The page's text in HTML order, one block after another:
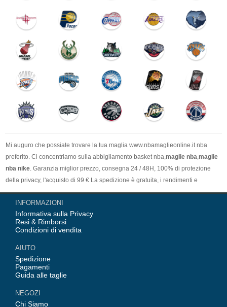
Mi auguro che possiate trovare la tua maglia www.nbamaglieonline.it nba
preferito. Ci concentriamo sulla abbigliamento basket nba, maglie nba maglie
nba nike . Garanzia miglior prezzo, consegna 24 / 48H, 100% di protezione
della privacy, l'acquisto di 99 € La spedizione è gratuita, i rendimenti e
l'assistenza di rimborso, non esitate non comprare.Conveniente, servizio
cortese, accoglie favorevolmente il vostro ordine.
INFORMAZIONI
Informativa sulla Privacy
Resi & Rimborsi
Condizioni di vendita
AIUTO
Spedizione
Pagamenti
Guida alle taglie
NEGOZI
Chi Siamo